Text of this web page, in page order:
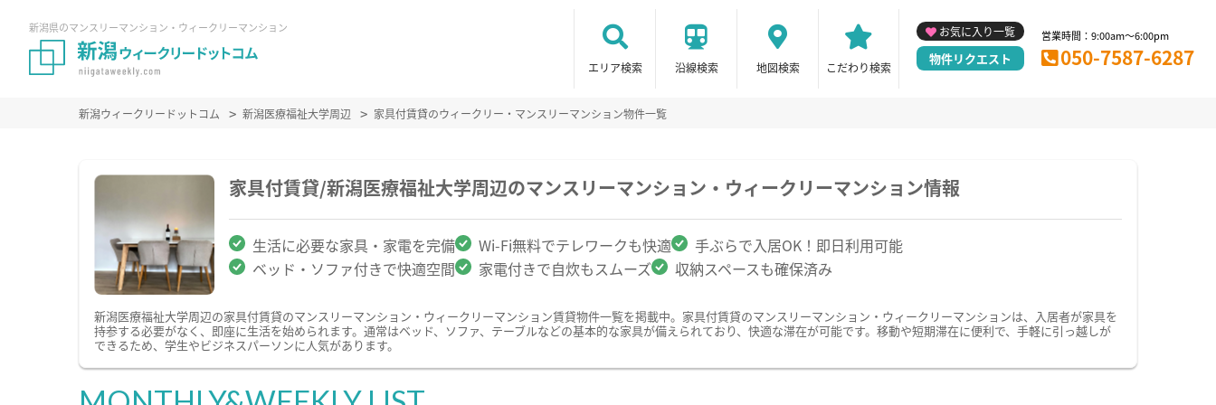
新潟県のマンスリーマンション・ウィークリーマンション
エリア検索 沿線検索 地図検索 こだわり検索
お気に入り一覧
物件リクエスト
営業時間：9:00am～6:00pm
050-7587-6287
新潟ウィークリードットコム 新潟医療福祉大学周辺 家具付賃貸のウィークリー・マンスリーマンション物件一覧
家具付賃貸/新潟医療福祉大学周辺のマンスリーマンション・ウィークリーマンション情報
生活に必要な家具・家電を完備 Wi-Fi無料でテレワークも快適
手ぶらで入居OK！即日利用可能
ベッド・ソファ付きで快適空間
家電付きで自炊もスムーズ 収納スペースも確保済み
新潟医療福祉大学周辺の家具付賃貸のマンスリーマンション・ウィークリーマンション賃貸物件一覧を掲載中。家具付賃貸のマンスリーマンション・ウィークリーマンションは、入居者が家具を
持参する必要がなく、即座に生活を始められます。通常はベッド、ソファ、テーブルなどの基本的な家具が備えられており、快適な滞在が可能です。移動や短期滞在に便利で、手軽に引っ越しが
できるため、学生やビジネスパーソンに人気があります。